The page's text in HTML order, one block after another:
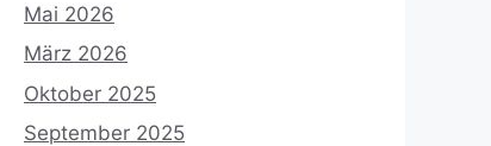
Mai 2026
März 2026
Oktober 2025
September 2025